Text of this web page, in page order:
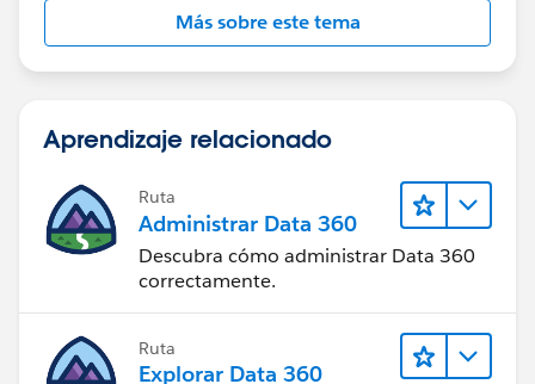
Más sobre este tema
Aprendizaje relacionado
Ruta
Administrar Data 360
Descubra cómo administrar Data 360
correctamente.
Ruta
Explorar Data 360